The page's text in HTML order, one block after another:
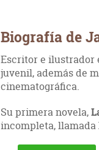
Biografía de
Escritor e ilustrador
juvenil, además de
cinematográfica.
Su primera novela,
incompleta, llamada